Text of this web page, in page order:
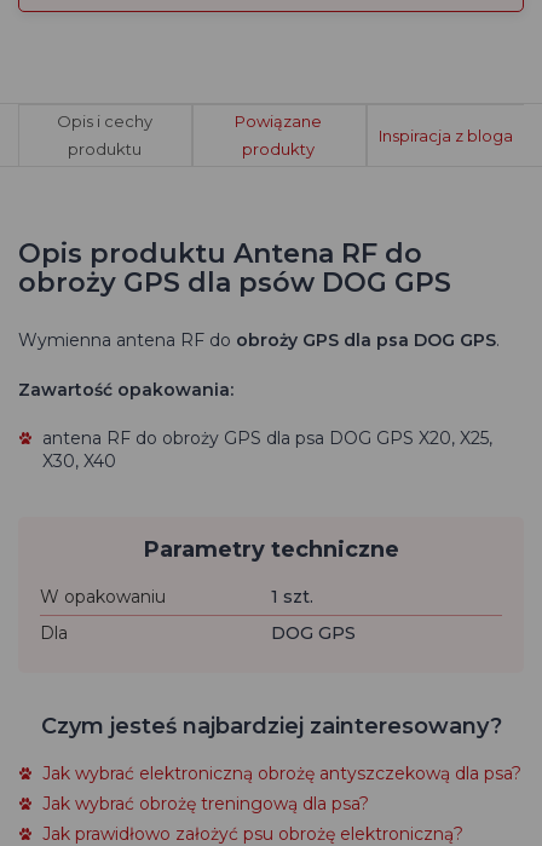
Opis i cechy
produktu
Powiązane
produkty
Inspiracja z bloga
Opis produktu Antena RF do
obroży GPS dla psów DOG GPS
Wymienna antena RF do obroży GPS dla psa DOG GPS.
Zawartość opakowania:
antena RF do obroży GPS dla psa DOG GPS X20, X25,
X30, X40
Parametry techniczne
W opakowaniu
1 szt.
Dla
DOG GPS
Czym jesteś najbardziej zainteresowany?
Jak wybrać elektroniczną obrożę antyszczekową dla psa?
Jak wybrać obrożę treningową dla psa?
Jak prawidłowo założyć psu obrożę elektroniczną?